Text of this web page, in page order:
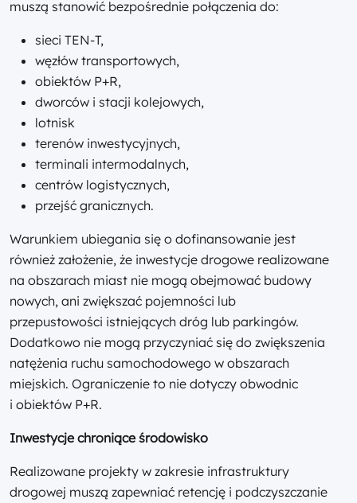
muszą stanowić bezpośrednie połączenia do:
sieci TEN-T,
węzłów transportowych,
obiektów P+R,
dworców i stacji kolejowych,
lotnisk
terenów inwestycyjnych,
terminali intermodalnych,
centrów logistycznych,
przejść granicznych.
Warunkiem ubiegania się o dofinansowanie jest
również założenie, że inwestycje drogowe realizowane
na obszarach miast nie mogą obejmować budowy
nowych, ani zwiększać pojemności lub
przepustowości istniejących dróg lub parkingów.
Dodatkowo nie mogą przyczyniać się do zwiększenia
natężenia ruchu samochodowego w obszarach
miejskich. Ograniczenie to nie dotyczy obwodnic
i obiektów P+R.
Inwestycje chroniące środowisko
Realizowane projekty w zakresie infrastruktury
drogowej muszą zapewniać retencję i podczyszczanie